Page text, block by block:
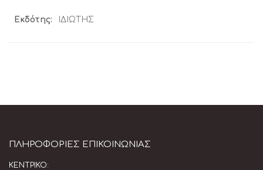
ΠερισσότερεςΙΔΙΩΤΗΣ
ΠΛΗΡΟΦΟΡΊΕΣ ΕΠΙΚΟΙΝΩΝΊΑΣ
ΚΕΝΤΡΙΚΌ: